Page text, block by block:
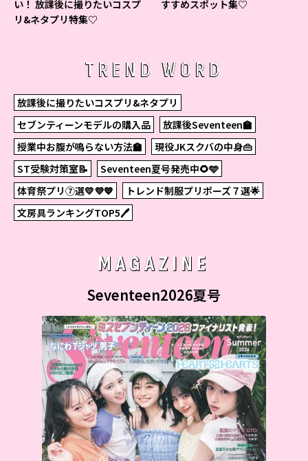
い！ 放課後に撮りたいコスプ
リ&ネタプリ特集♡
すすめスポット集♡
TREND WORD
放課後に撮りたいコスプリ&ネタプリ
セブンティーンモデルの購入品
放課後Seventeen🏫
授業中お腹が鳴らない方法🏫
現役JKスクバの中身👜
ST受験対策室📝
Seventeen夏号発売中🌻🩵
体育祭プリ⑦選💛💜💙
トレンド制服プリポーズ７選🌟
文房具ランキングTOP5🖊
MAGAZINE
Seventeen2026夏号